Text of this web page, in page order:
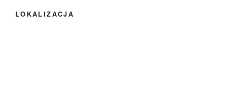
LOKALIZACJA